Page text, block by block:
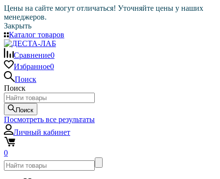
Цены на сайте могут отличаться! Уточняйте цены у наших
менеджеров.
Закрыть
Каталог товаров
Сравнение0
Избранное0
Поиск
Поиск
Поиск
Посмотреть все результаты
Личный кабинет
0